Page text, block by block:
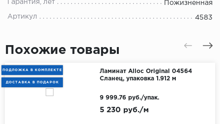
Гарантия, лет Пожизненная
Артикул 4583
Похожие товары
ПОДЛОЖКА В КОМПЛЕКТЕ
ДОСТАВКА В ПОДАРОК
Ламинат Alloc Original 04564
Сланец, упаковка 1.912 м
5 230 руб./м
9 999.76 руб./упак.